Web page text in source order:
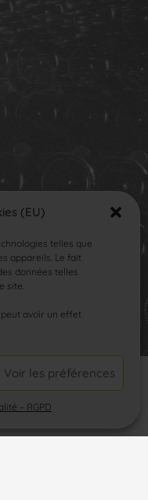
(EU)
telles que
appareils. Le fait
données telles
site.
avoir un effet
Voir les préférences
– RGPD